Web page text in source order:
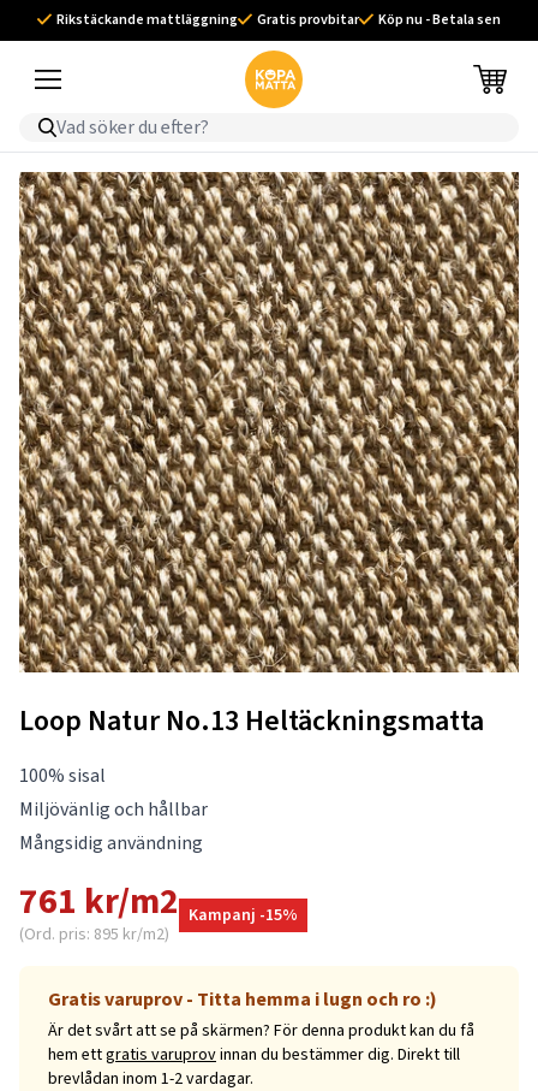
Rikstäckande mattläggning Gratis provbitar Köp nu - Betala sen
Loop Natur No.13 Heltäckningsmatta
100% sisal
Miljövänlig och hållbar
Mångsidig användning
761 kr/m2
(Ord. pris: 895 kr/m2)
Kampanj -15%
Gratis varuprov - Titta hemma i lugn och ro :)
Är det svårt att se på skärmen? För denna produkt kan du få
hem ettgratis varuprovinnan du bestämmer dig. Direkt till
brevlådan inom 1-2 vardagar.